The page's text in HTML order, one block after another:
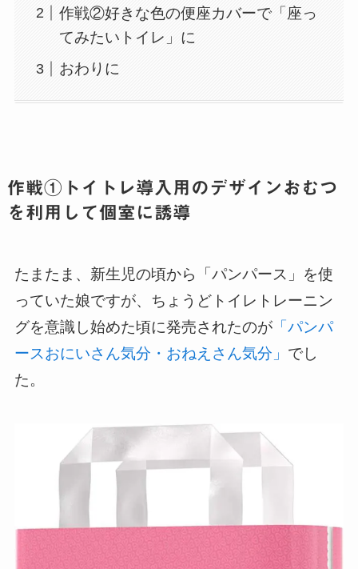
作戦②好きな色の便座カバーで「座っ
てみたいトイレ」に
おわりに
作戦①トイトレ導入用のデザインおむつ
を利用して個室に誘導
たまたま、新生児の頃から「パンパース」を使
っていた娘ですが、ちょうどトイレトレーニン
グを意識し始めた頃に発売されたのが「パンパ
ースおにいさん気分・おねえさん気分」 でし
た。